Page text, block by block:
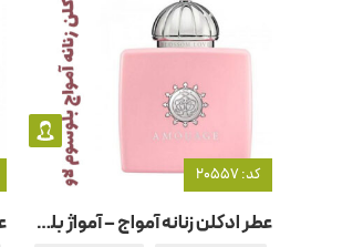
کد: 20557
عطر ادکلن زنانه آمواج – آمواژ بلوسوم لاو